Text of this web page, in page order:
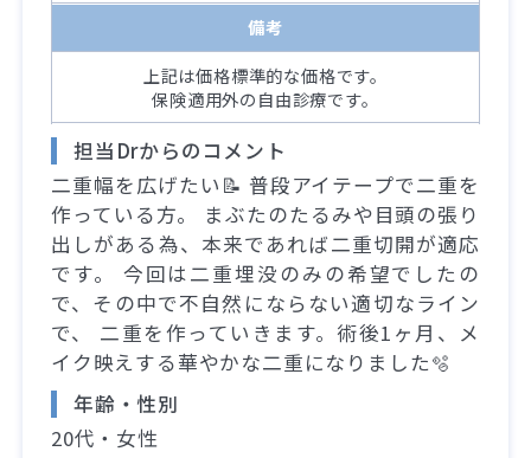
備考
上記は価格標準的な価格です。
保険適用外の自由診療です。
担当Drからのコメント
二重幅を広げたい📝 普段アイテープで二重を
作っている方。 まぶたのたるみや目頭の張り
出しがある為、本来であれば二重切開が適応
です。 今回は二重埋没のみの希望でしたの
で、その中で不自然にならない適切なライン
で、 二重を作っていきます。術後1ヶ月、メ
イク映えする華やかな二重になりました🫧
年齢・性別
20代・女性